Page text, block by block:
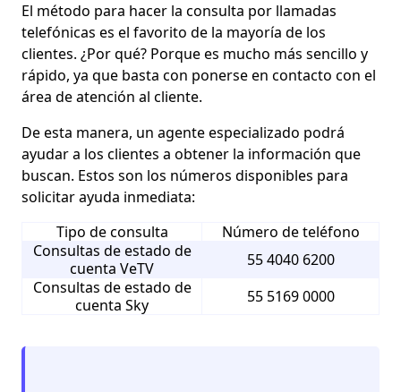
El método para hacer la consulta por llamadas
telefónicas es el favorito de la mayoría de los
clientes. ¿Por qué? Porque es mucho más sencillo y
rápido, ya que basta con ponerse en contacto con el
área de atención al cliente.
De esta manera, un agente especializado podrá
ayudar a los clientes a obtener la información que
buscan. Estos son los números disponibles para
solicitar ayuda inmediata:
Tipo de consulta
Número de teléfono
Consultas de estado de
cuenta VeTV
55 4040 6200
Consultas de estado de
cuenta Sky
55 5169 0000